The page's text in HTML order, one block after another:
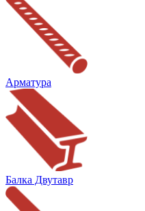
Арматура
Балка Двутавр